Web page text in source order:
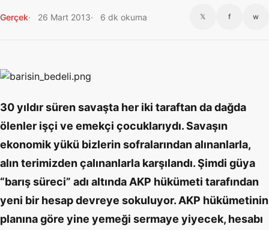
Gerçek 26 Mart 2013 6 dk okuma 𝕏 f w
30 yıldır süren savaşta her iki taraftan da dağda
ölenler işçi ve emekçi çocuklarıydı. Savaşın
ekonomik yükü bizlerin sofralarından alınanlarla,
alın terimizden çalınanlarla karşılandı. Şimdi güya
“barış süreci” adı altında AKP hükümeti tarafından
yeni bir hesap devreye sokuluyor. AKP hükümetinin
planına göre yine yemeği sermaye yiyecek, hesabı